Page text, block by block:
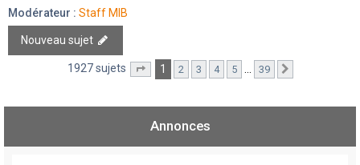
Modérateur : Staff MIB
Nouveau sujet
1927 sujets Page sur39
1 2 3 4 5 … 39
Annonces